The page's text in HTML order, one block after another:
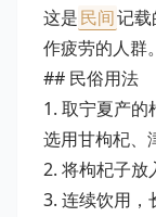
这是民间记
作疲劳的人群。
## 民俗用法
1. 取宁夏产
选用甘枸杞、
2. 将枸杞子放
3. 连续饮用，